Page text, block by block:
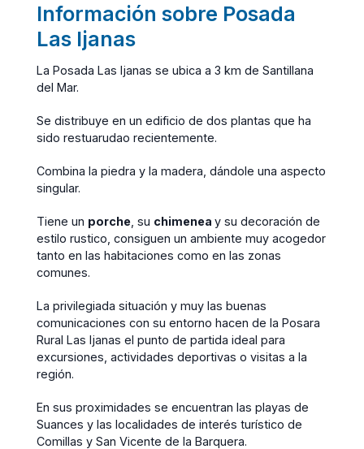
Información sobre Posada
Las Ijanas
La Posada Las Ijanas se ubica a 3 km de Santillana
del Mar.
Se distribuye en un edificio de dos plantas que ha
sido restuarudao recientemente.
Combina la piedra y la madera, dándole una aspecto
singular.
Tiene un porche , su chimenea y su decoración de
estilo rustico, consiguen un ambiente muy acogedor
tanto en las habitaciones como en las zonas
comunes.
La privilegiada situación y muy las buenas
comunicaciones con su entorno hacen de la Posara
Rural Las Ijanas el punto de partida ideal para
excursiones, actividades deportivas o visitas a la
región.
En sus proximidades se encuentran las playas de
Suances y las localidades de interés turístico de
Comillas y San Vicente de la Barquera.